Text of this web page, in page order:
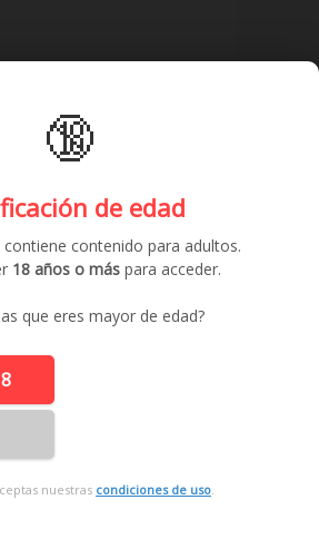
Mujer
y más que
🔞
de edad
contenido para adultos.
18 años o más para acceder.
que eres mayor de edad?
nuestras condiciones de uso